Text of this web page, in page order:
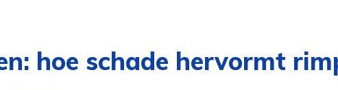
hoe schade hervormt